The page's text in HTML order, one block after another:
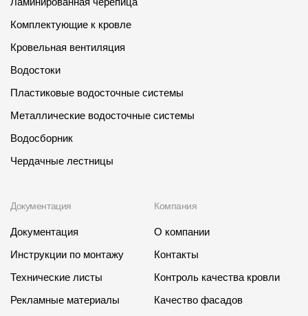
Комплектующие к кровле
Кровельная вентиляция
Водостоки
Пластиковые водосточные системы
Металлические водосточные системы
Водосборник
Чердачные лестницы
Документация
Документация
Инструкции по монтажу
Технические листы
Рекламные материалы
Компания
О компании
Контакты
Контроль качества кровли
Качество фасадов